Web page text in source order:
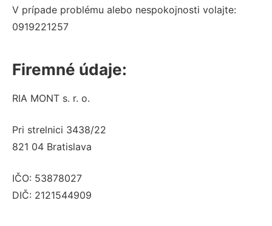
V prípade problému alebo nespokojnosti volajte:
0919221257
Firemné údaje:
RIA MONT s. r. o.
Pri strelnici 3438/22
821 04 Bratislava
IČO: 53878027
DIČ: 2121544909